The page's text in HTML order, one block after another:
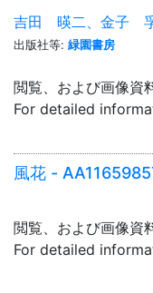
吉田 暎二、金子
出版社等: 緑園書房
閲覧、および画像資
For detailed
風花 -
閲覧、および画像資
For detailed